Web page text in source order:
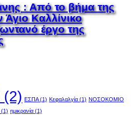
: Από το βήμα της
Καλλίνικο
έργο της
(2) ΕΣΠΑ(1) Κεφαλαλγία (1) ΝΟΣΟΚΟΜΙΟ
(1) ημικρανία (1)